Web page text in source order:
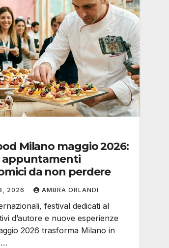
Milano maggio 2026:
appuntamenti
da non perdere
2026 AMBRA ORLANDI
festival dedicati al
d’autore e nuove esperienze
2026 trasforma Milano in